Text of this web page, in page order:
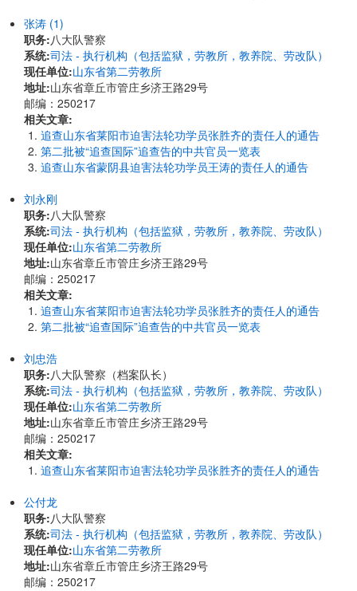
张涛 (1)
职务:八大队警察
系统:司法 - 执行机构（包括监狱，劳教所，教养院、劳改队）
现任单位:山东省第二劳教所
地址:​山东省章丘市管庄乡济王路29号
邮编：250217
相关文章:
追查山东省莱阳市迫害法轮功学员张胜齐的责任人的通告
第二批被“追查国际”追查告的中共官员一览表
追查山东省蒙阴县迫害法轮功学员王涛的责任人的通告
刘永刚
职务:八大队警察
系统:司法 - 执行机构（包括监狱，劳教所，教养院、劳改队）
现任单位:山东省第二劳教所
地址:​山东省章丘市管庄乡济王路29号
邮编：250217
相关文章:
追查山东省莱阳市迫害法轮功学员张胜齐的责任人的通告
第二批被“追查国际”追查告的中共官员一览表
刘忠浩
职务:八大队警察（档案队长）
系统:司法 - 执行机构（包括监狱，劳教所，教养院、劳改队）
现任单位:山东省第二劳教所
地址:​山东省章丘市管庄乡济王路29号
邮编：250217
相关文章:
追查山东省莱阳市迫害法轮功学员张胜齐的责任人的通告
公付龙
职务:八大队警察
系统:司法 - 执行机构（包括监狱，劳教所，教养院、劳改队）
现任单位:山东省第二劳教所
地址:​山东省章丘市管庄乡济王路29号
邮编：250217